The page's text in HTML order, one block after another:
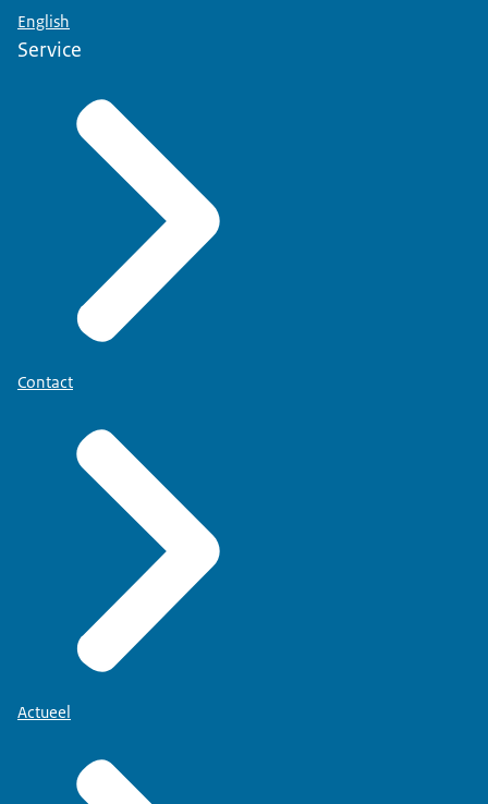
English
Service
Contact
Actueel